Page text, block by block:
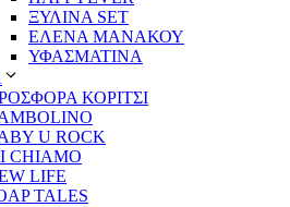
ΞΥΛΙΝΑ SET
ΕΛΕΝΑ ΜΑΝΑΚΟΥ
ΥΦΑΣΜΑΤΙΝΑ
ΚΟΡΙΤΣΙ
U ROCK
CHIAMO
LIFE
TALES